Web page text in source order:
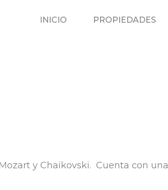
INICIO
INICIO PROPIEDADES
y Chaikovski. Cuenta con una